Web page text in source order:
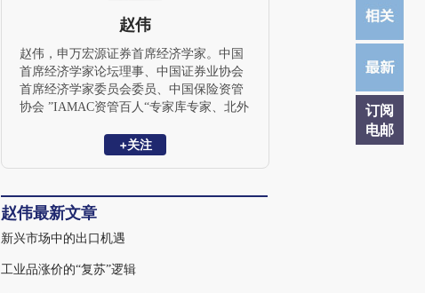
订阅
电邮
赵伟
赵伟，申万宏源证券首席经济学家。中国
首席经济学家论坛理事、中国证券业协会
首席经济学家委员会委员、中国保险资管
协会 ”IAMAC资管百人“专家库专家、北外
创新发展研究中心特邀理事、学术顾问
员、专硕导师。新财富最佳分析师、水晶
球最佳分析师、金牛奖最具价值首席分析
师等。代表性著作《转型之机》、《蜕变·
+关注
赵伟最新文章
新兴市场中的出口机遇
工业品涨价的“复苏”逻辑